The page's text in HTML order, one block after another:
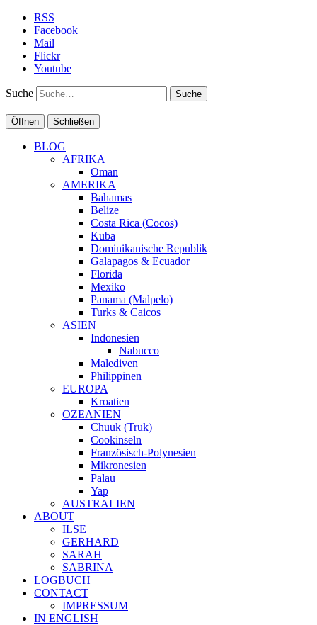
RSS
Facebook
Mail
Flickr
Youtube
Suche
Öffnen Schließen
BLOG
AFRIKA
Oman
AMERIKA
Bahamas
Belize
Costa Rica (Cocos)
Kuba
Dominikanische Republik
Galapagos & Ecuador
Florida
Mexiko
Panama (Malpelo)
Turks & Caicos
ASIEN
Indonesien
Nabucco
Malediven
Philippinen
EUROPA
Kroatien
OZEANIEN
Chuuk (Truk)
Cookinseln
Französisch-Polynesien
Mikronesien
Palau
Yap
AUSTRALIEN
ABOUT
ILSE
GERHARD
SARAH
SABRINA
LOGBUCH
CONTACT
IMPRESSUM
IN ENGLISH